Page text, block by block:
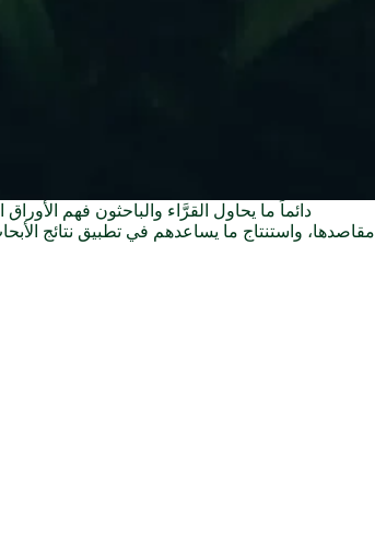
مقاصدها، واستنتاج ما يساعدهم في تطبيق نتائج